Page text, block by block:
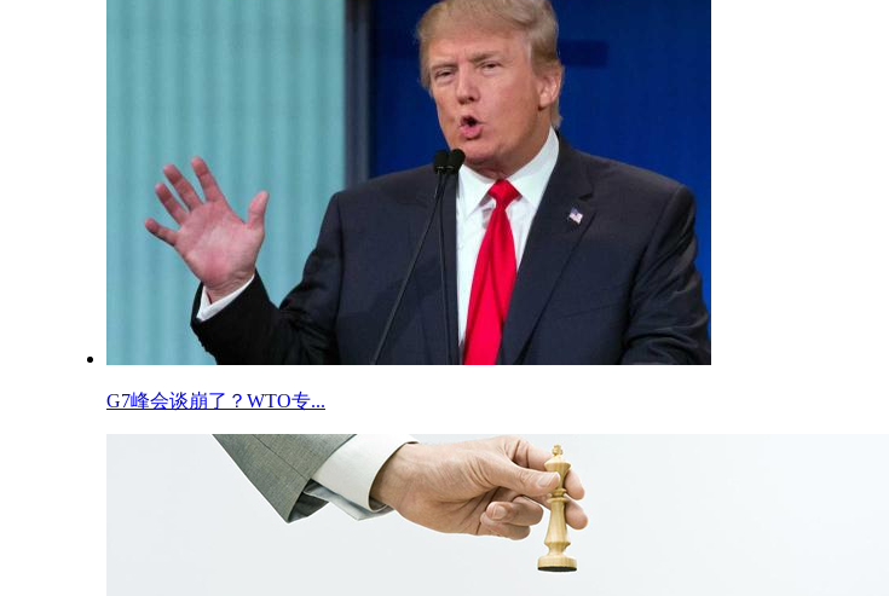
G7峰会谈崩了？WTO专...